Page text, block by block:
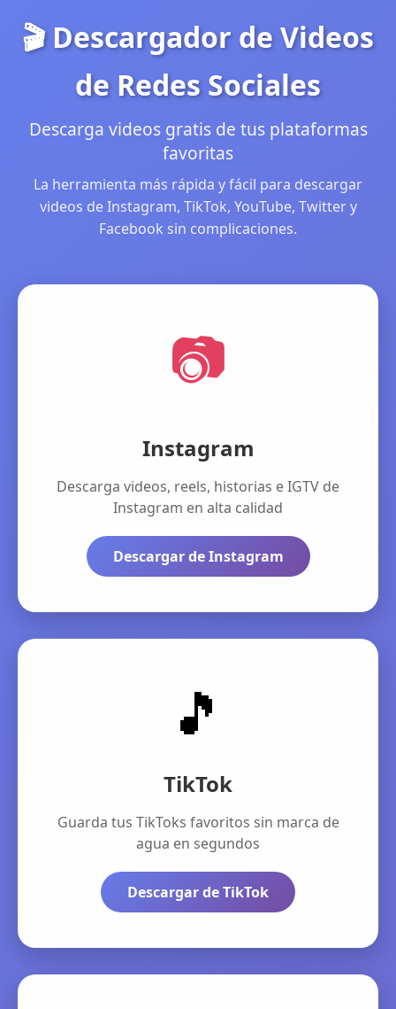
🎬 Descargador de Videos
de Redes Sociales
Descarga videos gratis de tus plataformas
favoritas
La herramienta más rápida y fácil para descargar
videos de Instagram, TikTok, YouTube, Twitter y
Facebook sin complicaciones.
📷
Instagram
Descarga videos, reels, historias e IGTV de
Instagram en alta calidad
Descargar de Instagram
🎵
TikTok
Guarda tus TikToks favoritos sin marca de
agua en segundos
Descargar de TikTok